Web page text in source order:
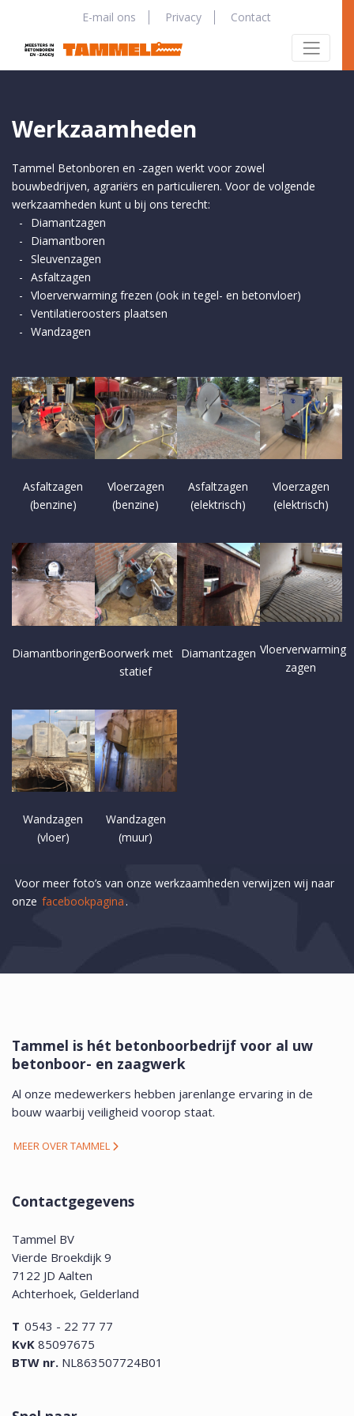
E-mail ons Privacy Contact
Werkzaamheden
Tammel Betonboren en -zagen werkt voor zowel
bouwbedrijven, agrariërs en particulieren. Voor de volgende
werkzaamheden kunt u bij ons terecht:
Diamantzagen
Diamantboren
Sleuvenzagen
Asfaltzagen
Vloerverwarming frezen (ook in tegel- en betonvloer)
Ventilatieroosters plaatsen
Wandzagen
Asfaltzagen
(benzine)
Vloerzagen
(benzine)
Asfaltzagen
(elektrisch)
Vloerzagen
(elektrisch)
DiamantboringenBoorwerk met
statief
Diamantzagen Vloerverwarming
zagen
Wandzagen
(vloer)
Wandzagen
(muur)
Voor meer foto’s van onze werkzaamheden verwijzen wij naar
onze facebookpagina.
Tammel is hét betonboorbedrijf voor al uw
betonboor- en zaagwerk
Al onze medewerkers hebben jarenlange ervaring in de
bouw waarbij veiligheid voorop staat.
MEER OVER TAMMEL
Contactgegevens
Tammel BV
Vierde Broekdijk 9
7122 JD Aalten
Achterhoek, Gelderland
T 0543 - 22 77 77
KvK 85097675
BTW nr. NL863507724B01